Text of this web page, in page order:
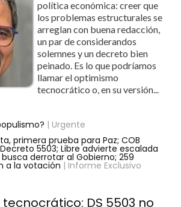
política económica: creer que
los problemas estructurales se
arreglan con buena redacción,
un par de considerandos
solemnes y un decreto bien
peinado. Es lo que podríamos
llamar el optimismo
tecnocrático o, en su versión...
| Urgente
primera prueba para Paz; COB
5503; Libre advierte escalada
derrotar al Gobierno; 259
a la votación | Informe Exclusivo
DS 5503 no